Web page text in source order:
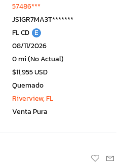
57486***
JS1GR7MA3T*******
FL CD E
08/11/2026
0 mi (No Actual)
$11,955 USD
Quemado
Riverview, FL
Venta Pura